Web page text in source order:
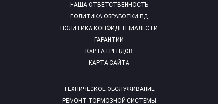
ТЕХНИЧЕСКОЕ ОБСЛУЖИВАНИЕ
РЕМОНТ ТОРМОЗНОЙ СИСТЕМЫ
НАША ОТВЕТСТВЕННОСТЬ
ПОЛИТИКА ОБРАБОТКИ ПД
ПОЛИТИКА КОНФИДЕНЦИАЛЬСТИ
ГАРАНТИИ
КАРТА БРЕНДОВ
КАРТА САЙТА